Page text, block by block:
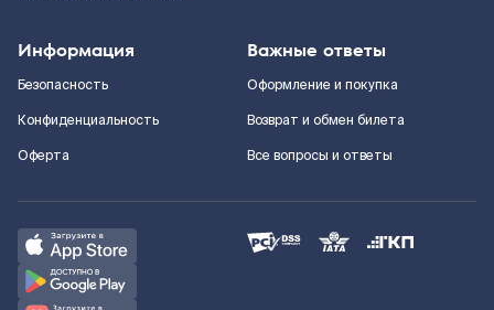
Информация
Безопасность
Конфиденциальность
Оферта
Важные ответы
Оформление и покупка
Возврат и обмен билета
Все вопросы и ответы